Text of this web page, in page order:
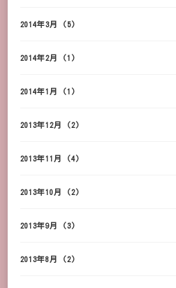
2014年3月 (5)
2014年2月 (1)
2014年1月 (1)
2013年12月 (2)
2013年11月 (4)
2013年10月 (2)
2013年9月 (3)
2013年8月 (2)